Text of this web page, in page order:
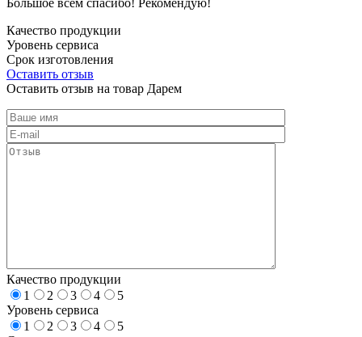
Качество продукции
Уровень сервиса
Срок изготовления
Оставить отзыв
Оставить отзыв на товар Дарем
Качество продукции
1
2 3 4
5
Уровень сервиса
1
2 3 4
5